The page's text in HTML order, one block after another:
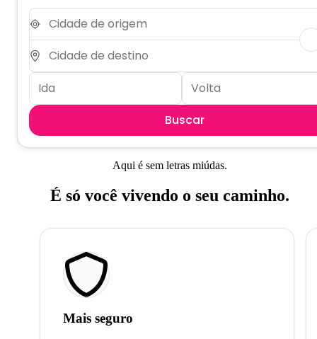
Buscar
Aqui é sem letras miúdas.
É só você vivendo o seu caminho.
Mais seguro